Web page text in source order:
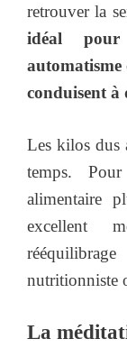
retrouver la
idéal
conduisent à
Les kilos dus
temps.
alimentaire
excellent
nutritionniste
La